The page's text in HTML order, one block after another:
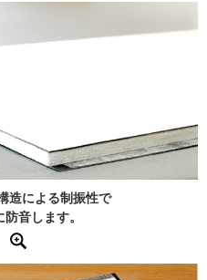
造による制振性で
音します。